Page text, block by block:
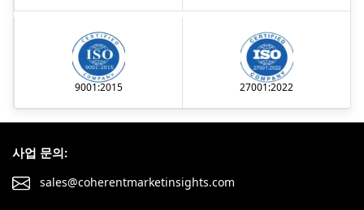
9001:2015 27001:2022
사업 문의:
sales@coherentmarketinsights.com